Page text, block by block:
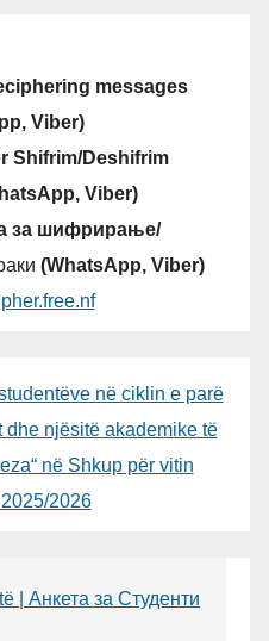
messages
Viber)
Shifrim/Deshifrim
Viber)
за шифрирање/
(WhatsApp, Viber)
në ciklin e parë
dhe njësitë akademike të
në Shkup për vitin
2026
| Анкета за Студенти